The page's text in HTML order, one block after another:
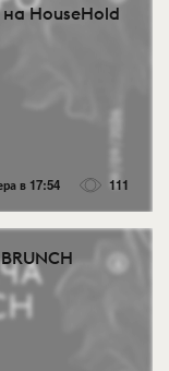
HouseHold
в 17:54 111